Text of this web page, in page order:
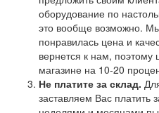
оборудование по
это вообще возможно.
понравилась цена и
вернется к нам,
магазине на 10-20
Не платите за склад.
заставляем Вас платить